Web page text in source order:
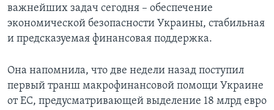
важнейших задач сегодня – обеспечение
экономической безопасности Украины, стабильная
и предсказуемая финансовая поддержка.
Она напомнила, что две недели назад поступил
первый транш макрофинансовой помощи Украине
от ЕС, предусматривающей выделение 18 млрд евро